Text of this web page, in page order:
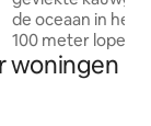
de oceaan in het
100 meter lopen
kindvriendelijke
recente
woningen